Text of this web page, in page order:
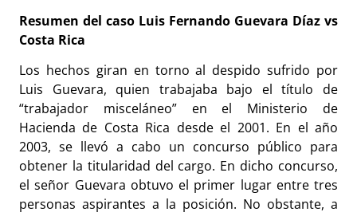
Resumen del caso Luis Fernando Guevara Díaz vs
Costa Rica
Los hechos giran en torno al despido sufrido por
Luis Guevara, quien trabajaba bajo el título de
“trabajador misceláneo” en el Ministerio de
Hacienda de Costa Rica desde el 2001. En el año
2003, se llevó a cabo un concurso público para
obtener la titularidad del cargo. En dicho concurso,
el señor Guevara obtuvo el primer lugar entre tres
personas aspirantes a la posición. No obstante, a